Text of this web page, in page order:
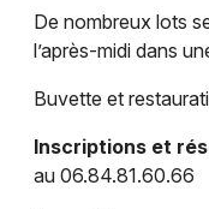
De nombreux lots
l’après-midi dans
Buvette et
Inscriptions et
au 06.84.81.60.66